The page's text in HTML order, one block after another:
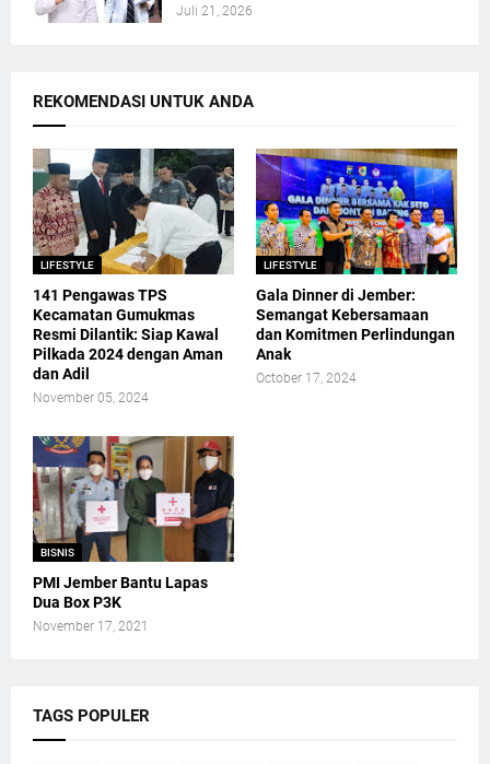
Juli 21, 2026
REKOMENDASI UNTUK ANDA
LIFESTYLE
141 Pengawas TPS
Kecamatan Gumukmas
Resmi Dilantik: Siap Kawal
Pilkada 2024 dengan Aman
dan Adil
November 05, 2024
LIFESTYLE
Gala Dinner di Jember:
Semangat Kebersamaan
dan Komitmen Perlindungan
Anak
October 17, 2024
BISNIS
PMI Jember Bantu Lapas
Dua Box P3K
November 17, 2021
TAGS POPULER